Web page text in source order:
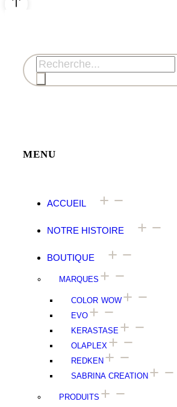
MENU
ACCUEIL
NOTRE HISTOIRE
BOUTIQUE
MARQUES
COLOR WOW
EVO
⁠⁠KERASTASE
OLAPLEX
⁠⁠REDKEN
SABRINA CREATION
PRODUITS